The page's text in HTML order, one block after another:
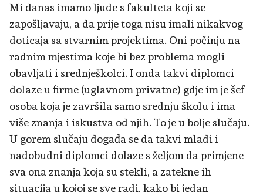
Mi danas imamo ljude s fakulteta koji se
zapošljavaju, a da prije toga nisu imali nikakvog
doticaja sa stvarnim projektima. Oni počinju na
radnim mjestima koje bi bez problema mogli
obavljati i srednješkolci. I onda takvi diplomci
dolaze u firme (uglavnom privatne) gdje im je šef
osoba koja je završila samo srednju školu i ima
više znanja i iskustva od njih. To je u bolje slučaju.
U gorem slučaju događa se da takvi mladi i
nadobudni diplomci dolaze s željom da primjene
sva ona znanja koja su stekli, a zatekne ih
situacija u kojoj se sve radi, kako bi jedan